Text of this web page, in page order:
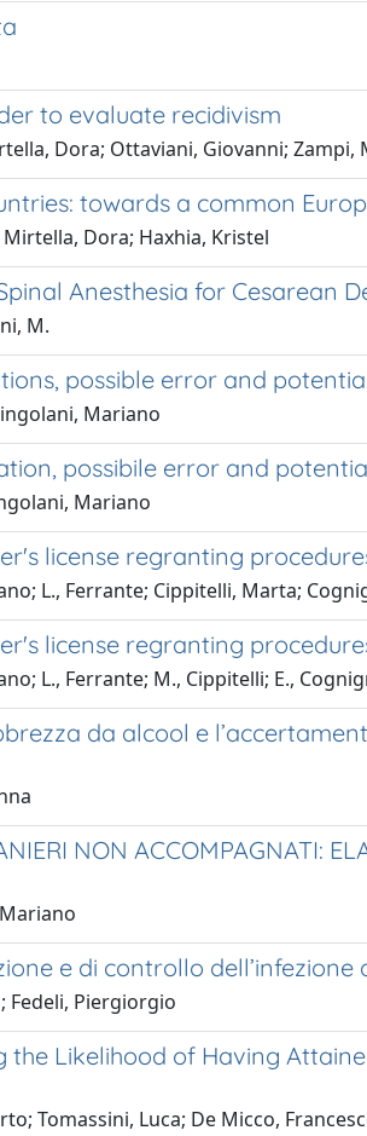
to evaluate recidivism
Dora; Ottaviani, Giovanni;
towards a common
Dora; Haxhia, Kristel
Anesthesia for Cesarean
M.
possible error and
Mariano
possibile error and
Mariano
license regranting
L., Ferrante; Cippitelli, Marta;
license regranting
L., Ferrante; M., Cippitelli; E.,
da alcool e
NON ACCOMPAGNATI:
e di controllo dell’infezione
Fedeli, Piergiorgio
Likelihood of Having
Tomassini, Luca; De Micco,